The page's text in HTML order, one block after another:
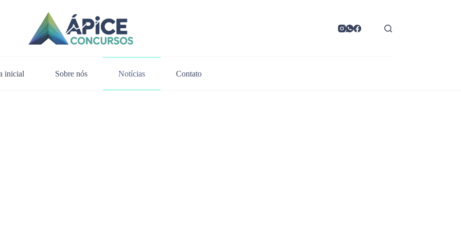
inicial Sobre nós Notícias Contato